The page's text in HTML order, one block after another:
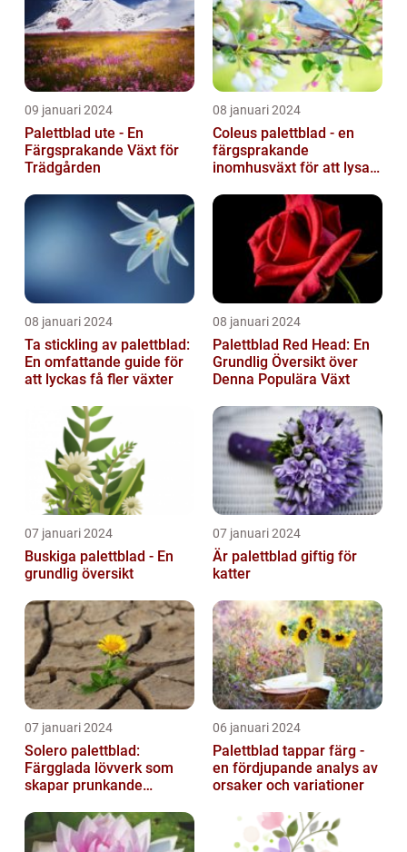
09 januari 2024
Palettblad ute - En
Färgsprakande Växt för
Trädgården
08 januari 2024
Coleus palettblad - en
färgsprakande
inomhusväxt för att lysa
08 januari 2024
Ta stickling av palettblad:
En omfattande guide för
att lyckas få fler växter
08 januari 2024
Palettblad Red Head: En
Grundlig Översikt över
Denna Populära Växt
07 januari 2024
Buskiga palettblad - En
grundlig översikt
07 januari 2024
Är palettblad giftig för
katter
07 januari 2024
Solero palettblad:
Färgglada lövverk som
skapar prunkande
06 januari 2024
Palettblad tappar färg -
en fördjupande analys av
orsaker och variationer